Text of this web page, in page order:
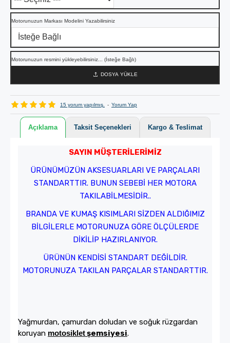
15 yorum yapılmış. - Yorum Yap
Motorunuzun Markası Modelini Yazabilirsiniz
Motorunuzun resmini yükleyebilirsiniz... (İsteğe Bağlı)
DOSYA YÜKLE
Açıklama Taksit Seçenekleri Kargo & Teslimat
SAYIN MÜŞTERİLERİMİZ
ÜRÜNÜMÜZÜN AKSESUARLARI VE PARÇALARI
STANDARTTIR. BUNUN SEBEBİ HER MOTORA
TAKILABİLMESİDİR..
BRANDA VE KUMAŞ KISIMLARI SİZDEN ALDIĞIMIZ
BİLGİLERLE MOTORUNUZA GÖRE ÖLÇÜLERDE
DİKİLİP HAZIRLANIYOR.
ÜRÜNÜN KENDİSİ STANDART DEĞİLDİR.
MOTORUNUZA TAKILAN PARÇALAR STANDARTTIR.
Yağmurdan, çamurdan doludan ve soğuk rüzgardan
koruyan motosikletşemsiyesi.